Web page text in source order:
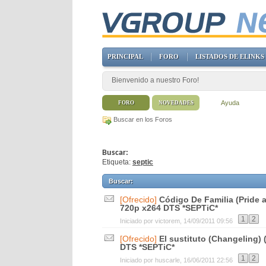
Buscar en los Foros
Buscar:
Etiqueta: septic
Buscar:
[Ofrecido] Código De Familia (Pride
720p x264 DTS *SEPTiC*
Iniciado por victorem , 14/09/2011 09:56 1 2
[Ofrecido] El sustituto (Changeling)
DTS *SEPTiC*
Iniciado por huscarle , 16/06/2011 22:56 1 2
PRINCIPAL FORO LISTADOS DE ELINKS
Bienvenido a nuestro Foro!
FORO Ayuda
NOVEDADES